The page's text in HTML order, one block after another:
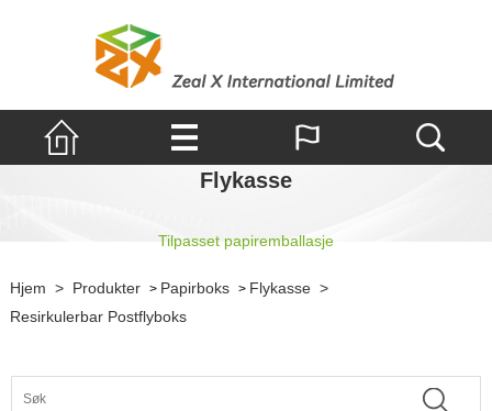
Flykasse
Tilpasset papiremballasje
Hjem > Produkter > Papirboks > Flykasse >
Resirkulerbar Postflyboks